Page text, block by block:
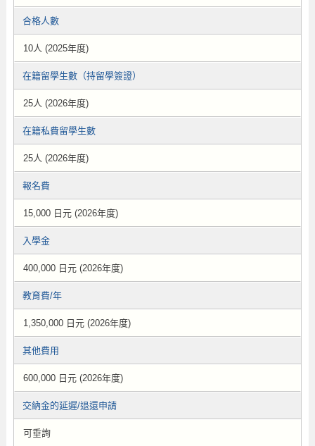
合格人數
10人 (2025年度)
在籍留學生數（持留學簽證）
25人 (2026年度)
在籍私費留學生數
25人 (2026年度)
報名費
15,000 日元 (2026年度)
入學金
400,000 日元 (2026年度)
教育費/年
1,350,000 日元 (2026年度)
其他費用
600,000 日元 (2026年度)
交納金的延遲/退還申請
可垂詢